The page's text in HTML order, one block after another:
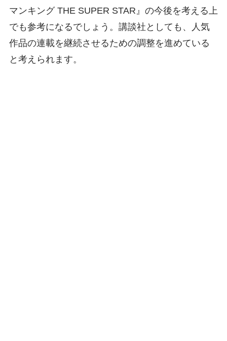
マンキング THE SUPER STAR』の今後を考える上
でも参考になるでしょう。講談社としても、人気
作品の連載を継続させるための調整を進めている
と考えられます。